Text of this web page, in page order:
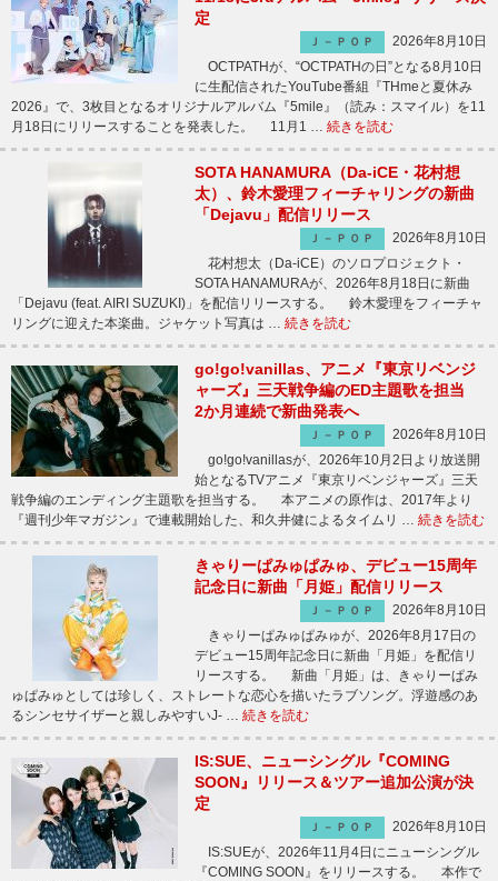
定
Ｊ－ＰＯＰ
2026年8月10日
OCTPATHが、“OCTPATHの日”となる8月10日
に生配信されたYouTube番組『THmeと夏休み
2026』で、3枚目となるオリジナルアルバム『5mile』（読み：スマイル）を11
月18日にリリースすることを発表した。 11月1 … 続きを読む
SOTA HANAMURA（Da-iCE・花村想
太）、鈴木愛理フィーチャリングの新曲
「Dejavu」配信リリース
Ｊ－ＰＯＰ
2026年8月10日
花村想太（Da-iCE）のソロプロジェクト・
SOTA HANAMURAが、2026年8月18日に新曲
「Dejavu (feat. AIRI SUZUKI)」を配信リリースする。 鈴木愛理をフィーチャ
リングに迎えた本楽曲。ジャケット写真は … 続きを読む
go!go!vanillas、アニメ『東京リベンジ
ャーズ』三天戦争編のED主題歌を担当
2か月連続で新曲発表へ
Ｊ－ＰＯＰ
2026年8月10日
go!go!vanillasが、2026年10月2日より放送開
始となるTVアニメ『東京リベンジャーズ』三天
戦争編のエンディング主題歌を担当する。 本アニメの原作は、2017年より
『週刊少年マガジン』で連載開始した、和久井健によるタイムリ … 続きを読む
きゃりーぱみゅぱみゅ、デビュー15周年
記念日に新曲「月姫」配信リリース
Ｊ－ＰＯＰ
2026年8月10日
きゃりーぱみゅぱみゅが、2026年8月17日の
デビュー15周年記念日に新曲「月姫」を配信リ
リースする。 新曲「月姫」は、きゃりーぱみ
ゅぱみゅとしては珍しく、ストレートな恋心を描いたラブソング。浮遊感のあ
るシンセサイザーと親しみやすいJ- … 続きを読む
IS:SUE、ニューシングル『COMING
SOON』リリース＆ツアー追加公演が決
定
Ｊ－ＰＯＰ
2026年8月10日
IS:SUEが、2026年11月4日にニューシングル
『COMING SOON』をリリースする。 本作で